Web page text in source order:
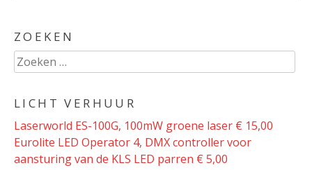
ZOEKEN
Zoeken
naar:
LICHT VERHUUR
Laserworld ES-100G, 100mW groene laser € 15,00
Eurolite LED Operator 4, DMX controller voor
aansturing van de KLS LED parren € 5,00